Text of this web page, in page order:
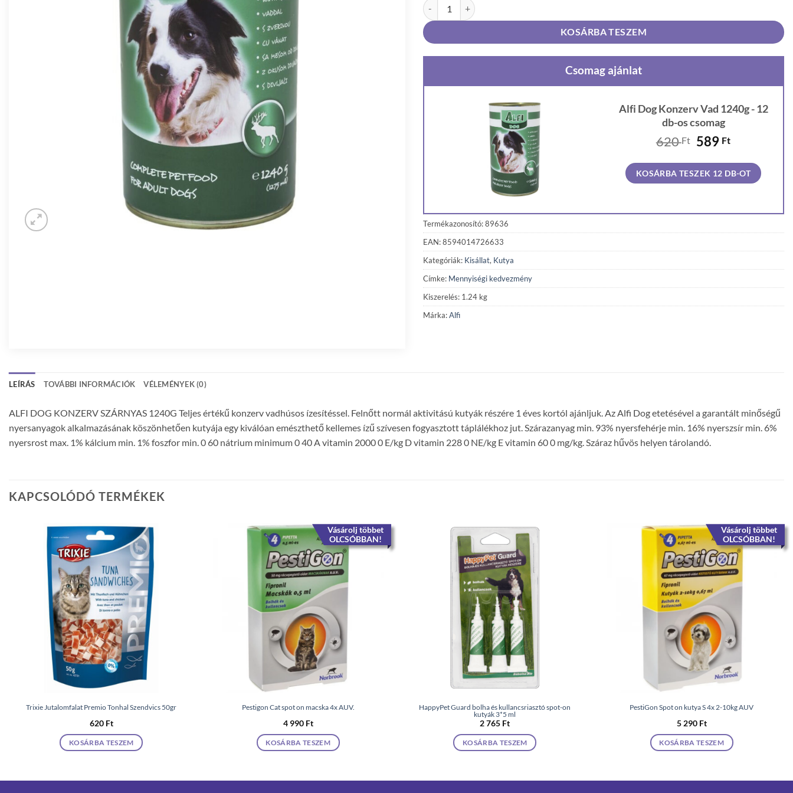
Alfi Dog Konzerv Vad 1240g mennyiség
KOSÁRBA TESZEM
Csomag ajánlat
Alfi Dog Konzerv Vad 1240g - 12
db-os csomag
620Ft Original
was:
620 Ft.
589 FtCurrent
is:
589 Ft.
KOSÁRBA TESZEK 12 DB-OT
Termékazonosító: 89636
EAN: 8594014726633
Kategóriák: Kisállat, Kutya
Címke: Mennyiségi kedvezmény
Kiszerelés: 1.24 kg
Márka:Alfi
LEÍRÁS TOVÁBBI INFORMÁCIÓK VÉLEMÉNYEK (0)
ALFI DOG KONZERV SZÁRNYAS 1240G Teljes értékű konzerv vadhúsos ízesítéssel. Felnőtt normál aktivitású kutyák részére 1 éves kortól ajánljuk. Az Alfi Dog etetésével a garantált minőségű
nyersanyagok alkalmazásának köszönhetően kutyája egy kiválóan emészthető kellemes ízű szívesen fogyasztott táplálékhoz jut. Szárazanyag min. 93% nyersfehérje min. 16% nyerszsír min. 6%
nyersrost max. 1% kálcium min. 1% foszfor min. 0 60 nátrium minimum 0 40 A vitamin 2000 0 E/kg D vitamin 228 0 NE/kg E vitamin 60 0 mg/kg. Száraz hűvös helyen tárolandó.
KAPCSOLÓDÓ TERMÉKEK
Trixie Jutalomfalat Premio Tonhal Szendvics 50gr
620 Ft
KOSÁRBA TESZEM
Vásárolj többet
OLCSÓBBAN!
Pestigon Cat spot on macska 4x AUV.
4 990 Ft
KOSÁRBA TESZEM
HappyPet Guard bolha és kullancsriasztó spot-on
kutyák 3*5 ml
2 765 Ft
KOSÁRBA TESZEM
Vásárolj többet
OLCSÓBBAN!
PestiGon Spot on kutya S 4x 2-10kg AUV
5 290 Ft
KOSÁRBA TESZEM